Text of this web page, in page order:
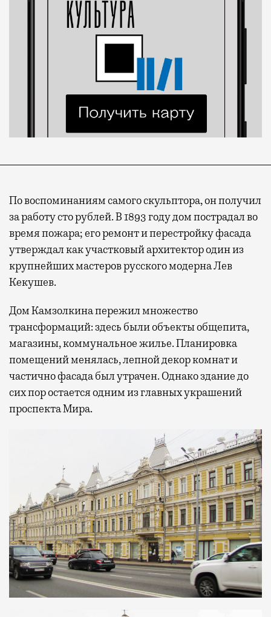
По воспоминаниям самого скульптора, он получил
за работу сто рублей. В 1893 году дом пострадал во
время пожара; его ремонт и перестройку фасада
утверждал как участковый архитектор один из
крупнейших мастеров русского модерна Лев
Кекушев.
Дом Камзолкина пережил множество
трансформаций: здесь были объекты общепита,
магазины, коммунальное жилье. Планировка
помещений менялась, лепной декор комнат и
частично фасада был утрачен. Однако здание до
сих пор остается одним из главных украшений
проспекта Мира.